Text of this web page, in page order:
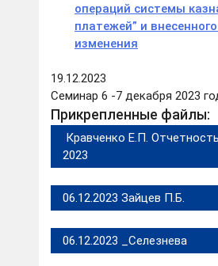
операций системы
платежей” и
изменения
19.12.2023
Семинар 6 -7 декабря 2023
Прикрепленные файлы:
Кравченко Е.П.
2023
06.12.2023 Зайцев П.Б.
06.12.2023 _Селезнева